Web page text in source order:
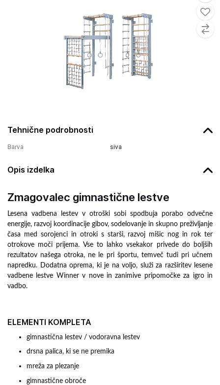
Tehnične podrobnosti
Barva siva
Opis izdelka
Zmagovalec gimnastične lestve
Lesena vadbena lestev v otroški sobi spodbuja porabo odvečne
energije, razvoj koordinacije gibov, sodelovanje in skupno preživljanje
časa med sorojenci in otroki s starši, razvoj mišic nog in rok ter
otrokove moči prijema. Vse to lahko vsekakor privede do boljših
rezultatov našega otroka, ne le pri športu, temveč tudi pri učnem
napredku. Dodatna oprema, ki je na voljo, služi za razširitev lesene
vadbene lestve Winner v nove in zanimive pripomočke za igro in
vadbo.
ELEMENTI KOMPLETA
gimnastična lestev / vodoravna lestev
drsna palica, ki se ne premika
mreža za plezanje
gimnastične obroče